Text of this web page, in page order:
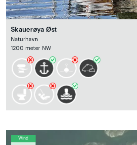
Skauerøya Øst
Naturhavn
1200 meter NW
Wind